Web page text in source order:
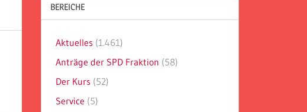
BEREICHE
Aktuelles (1.461)
Anträge der SPD Fraktion (58)
Der Kurs (52)
Service (5)